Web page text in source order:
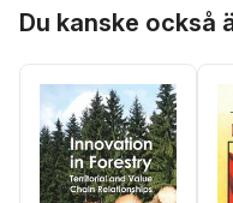
Du kanske också